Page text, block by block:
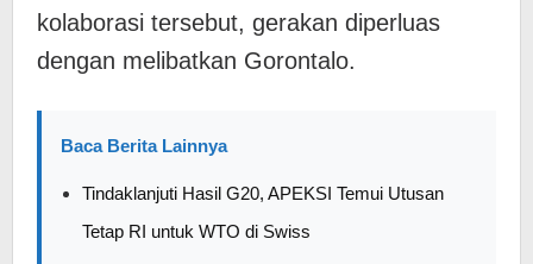
kolaborasi tersebut, gerakan diperluas
dengan melibatkan Gorontalo.
Baca Berita Lainnya
Tindaklanjuti Hasil G20, APEKSI Temui Utusan
Tetap RI untuk WTO di Swiss